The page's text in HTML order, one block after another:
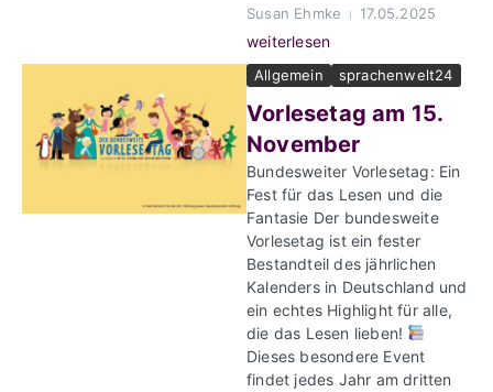
Susan Ehmke 17.05.2025
weiterlesen
Allgemein sprachenwelt24
Vorlesetag am 15.
November
Bundesweiter Vorlesetag: Ein
Fest für das Lesen und die
Fantasie Der bundesweite
Vorlesetag ist ein fester
Bestandteil des jährlichen
Kalenders in Deutschland und
ein echtes Highlight für alle,
die das Lesen lieben!
Dieses besondere Event
findet jedes Jahr am dritten